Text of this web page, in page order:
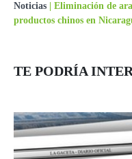
Noticias
Eliminación de
productos chinos en
TE PODRÍA